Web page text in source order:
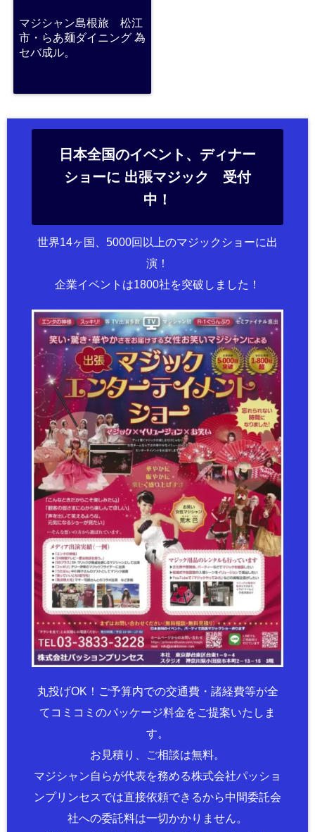
マジシャン島根旅 松江
市・らあ麺ダイニング 為
セバ成ル。
日本全国のイベント、ディナー
ショーに 出張マジック 受付
中！
世界14ヶ国、5000回以上のマジックショーに出
演！
企業イベントは1800社を突破しました！
丸投げOK！ご予算内での交通費・諸経費等が全
てコミコミのパッケージ料金をご提案いたしま
す。
お見積り、ご相談は無料。
マジシャン自らが代表を務める株式会社パッショ
ンプリンセスでは直接依頼できるから中間委託会
社への委託料は一切かかりません。